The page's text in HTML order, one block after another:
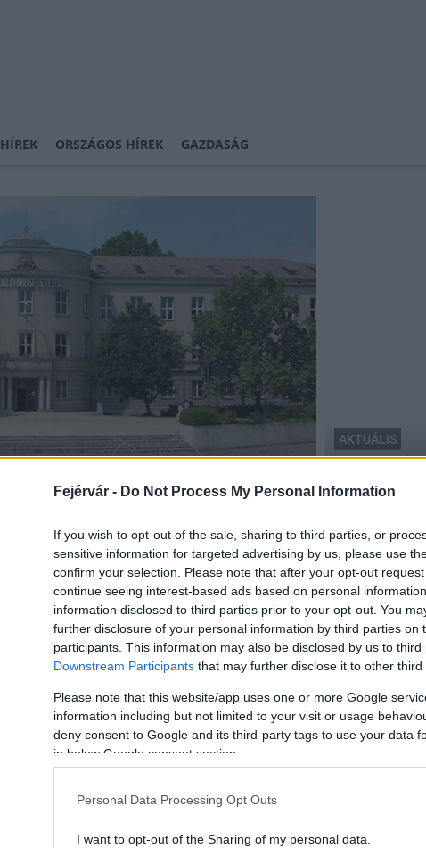
Fejérvár - Do Not Process My Personal Information
If you wish to opt-out of the sale, sharing to third parties, or
sensitive information for targeted advertising by us, please use
confirm your selection. Please note that after your opt-out
continue seeing interest-based ads based on personal
information disclosed to third parties prior to your opt-out. You
further disclosure of your personal information by third parties on
participants. This information may also be disclosed by us to
Downstream Participants that may further disclose it to other third
Please note that this website/app uses one or more Google
information including but not limited to your visit or usage
deny consent to Google and its third-party tags to use your data
in below Google consent section.
Personal Data Processing Opt Outs
I want to opt-out of the Sharing of my personal data.
ORSZÁGOS HÍREK GAZDASÁG
legfontosabb épülete
AKTUÁLIS
Közel 400
2016.02.23